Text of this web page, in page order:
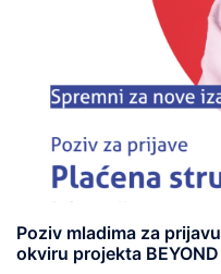
Poziv mladima za
okviru projekta BEYOND